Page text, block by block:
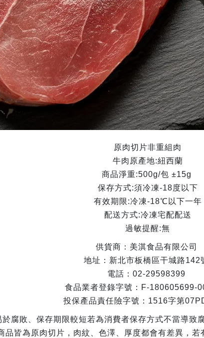
原肉切片非重組肉
牛肉原產地:紐西蘭
商品淨重:500g/包 ±15g
保存方式:須冷凍-18度以下
有效期限:冷凍-18℃以下一年
配送方式:冷凍宅配配送
過敏提醒:無
供貨商：美淇食品有限公司
地址：新北市板橋區干城路142
電話：02-29598399
食品業者登錄字號：F-180605699-
投保產品責任險字號：1516字第
腐敗、保存期限較短若為消費者保存方式不當導致
品皆為原肉切片，肉紋、色澤、厚度都會有差異，若